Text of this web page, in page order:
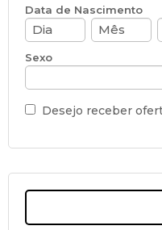
Data de Nascimento
Sexo
Desejo receber